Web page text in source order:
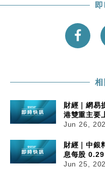
財經｜網易
港雙重主要
Jun 26,
財經｜中銀
息每股
Jun 25,